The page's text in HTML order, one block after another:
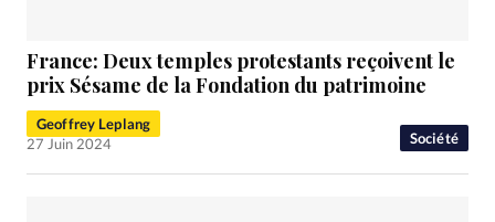
Société
France: Deux temples protestants reçoivent le
prix Sésame de la Fondation du patrimoine
Geoffrey Leplang
27 Juin 2024